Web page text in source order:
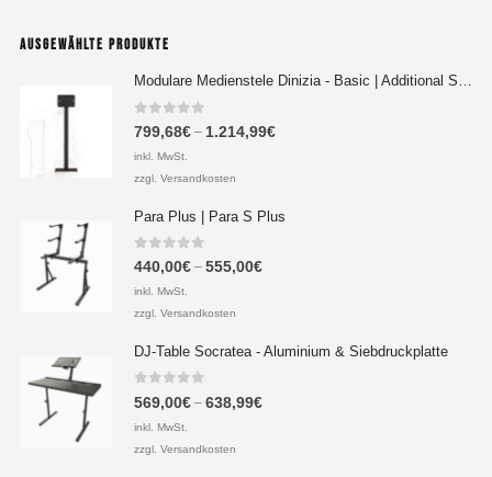
AUSGEWÄHLTE PRODUKTE
Modulare Medienstele Dinizia - Basic | Additional Setup
0out of 5
799,68€– 1.214,99€
inkl. MwSt.
zzgl. Versandkosten
Para Plus | Para S Plus
0 out of 5
440,00€– 555,00€
inkl. MwSt.
zzgl. Versandkosten
DJ-Table Socratea - Aluminium & Siebdruckplatte
0 out of 5
569,00€– 638,99€
inkl. MwSt.
zzgl. Versandkosten